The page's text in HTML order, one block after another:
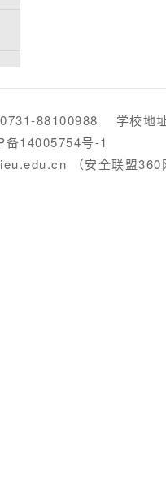
88100988 学校地址
备14005754号-1
（安全联盟360